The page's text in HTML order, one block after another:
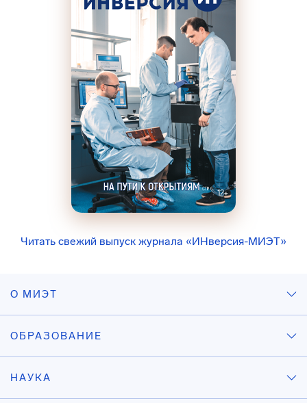
Читать свежий выпуск журнала «ИНверсия-МИЭТ»
О МИЭТ
ОБРАЗОВАНИЕ
НАУКА